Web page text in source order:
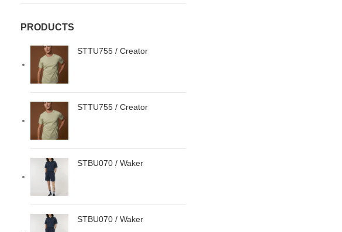
PRODUCTS
STTU755 / Creator
STTU755 / Creator
STBU070 / Waker
STBU070 / Waker